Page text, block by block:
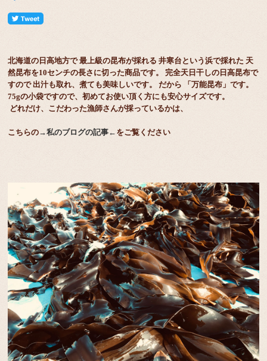
北海道の日高地方で 最上級の昆布が採れる 井寒台という浜で採れた 天
然昆布を10センチの長さに切った商品です。 完全天日干しの日高昆布で
すので 出汁も取れ、煮ても美味しいです。 だから 「万能昆布」です。
75gの小袋ですので、初めてお使い頂く方にも安心サイズです。
どれだけ、こだわった漁師さんが採っているかは、
こちらの→私のブログの記事← をご覧ください